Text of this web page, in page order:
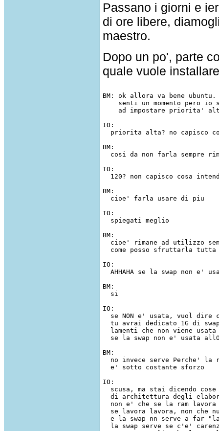
Passano i giorni e
di ore libere,
maestro.
Dopo un po', parte
quale vuole
BM: ok allora va bene ubuntu.
senti un momento pero io
ad impostare priorita'
IO:
priorita alta? no capisco
BM:
cosi da non farla sempre
IO:
120? non capisco cosa
BM:
  cioe' farla usare di piu
IO:
  spiegati meglio
BM:
cioe' rimane ad utilizzo
come posso sfruttarla
IO:
AHHAHA se la swap non e'
BM:
  si
IO:
se NON e' usata, vuol dire
tu avrai dedicato 1G di
lamenti che non viene
se la swap non e' usata
BM:
no invece serve Perche' la
  e' sotto costante sforzo
IO:
scusa, ma stai dicendo
di architettura degli
non e' che se la ram
se lavora lavora, non che
e la swap nn serve a far
la swap serve se c'e'